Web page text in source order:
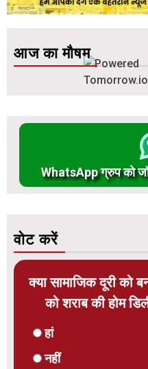
आज का मौषम
WhatsApp ग्रुप को
वोट करें
क्या सामाजिक दूरी को
को शराब की होम
हां
नहीं